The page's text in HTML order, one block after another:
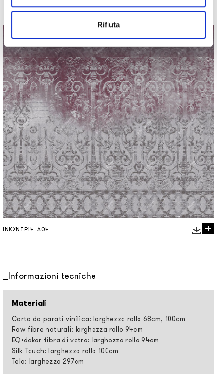
Rifiuta
INKXNTP14_A04
Informazioni tecniche
Materiali
Carta da parati vinilica: larghezza rollo 68cm, 100cm
Raw fibre naturali: larghezza rollo 94cm
EQ•dekor fibra di vetro: larghezza rollo 94cm
Silk Touch: larghezza rollo 100cm
Tela: larghezza 297cm